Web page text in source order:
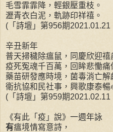
毛雪霏霏降，輕銀壓重枝。
瀝青衣白泥，軌跡印祥禧。
(「詩壇」第956期
辛丑新年
普天掃穢除瘟鼠，同慶欣迎禧
疫死冤魂千百萬，回眸悲慟痛
藥苗研發應時境，菌毒消亡解
衛抗協和民社事，興歌康泰暢
(「詩壇」第959期
《有此「疫」說》一週年詠
有瘟境情寫意詩，